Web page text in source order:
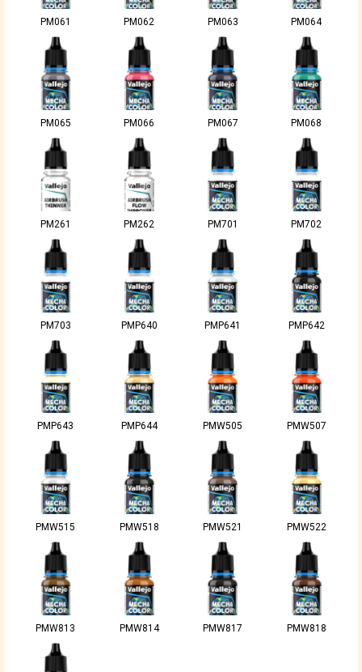
PM061 PM062 PM063 PM064
PM065 PM066 PM067 PM068
PM261 PM262 PM701 PM702
PM703 PMP640 PMP641 PMP642
PMP643 PMP644 PMW505 PMW507
PMW515 PMW518 PMW521 PMW522
PMW813 PMW814 PMW817 PMW818